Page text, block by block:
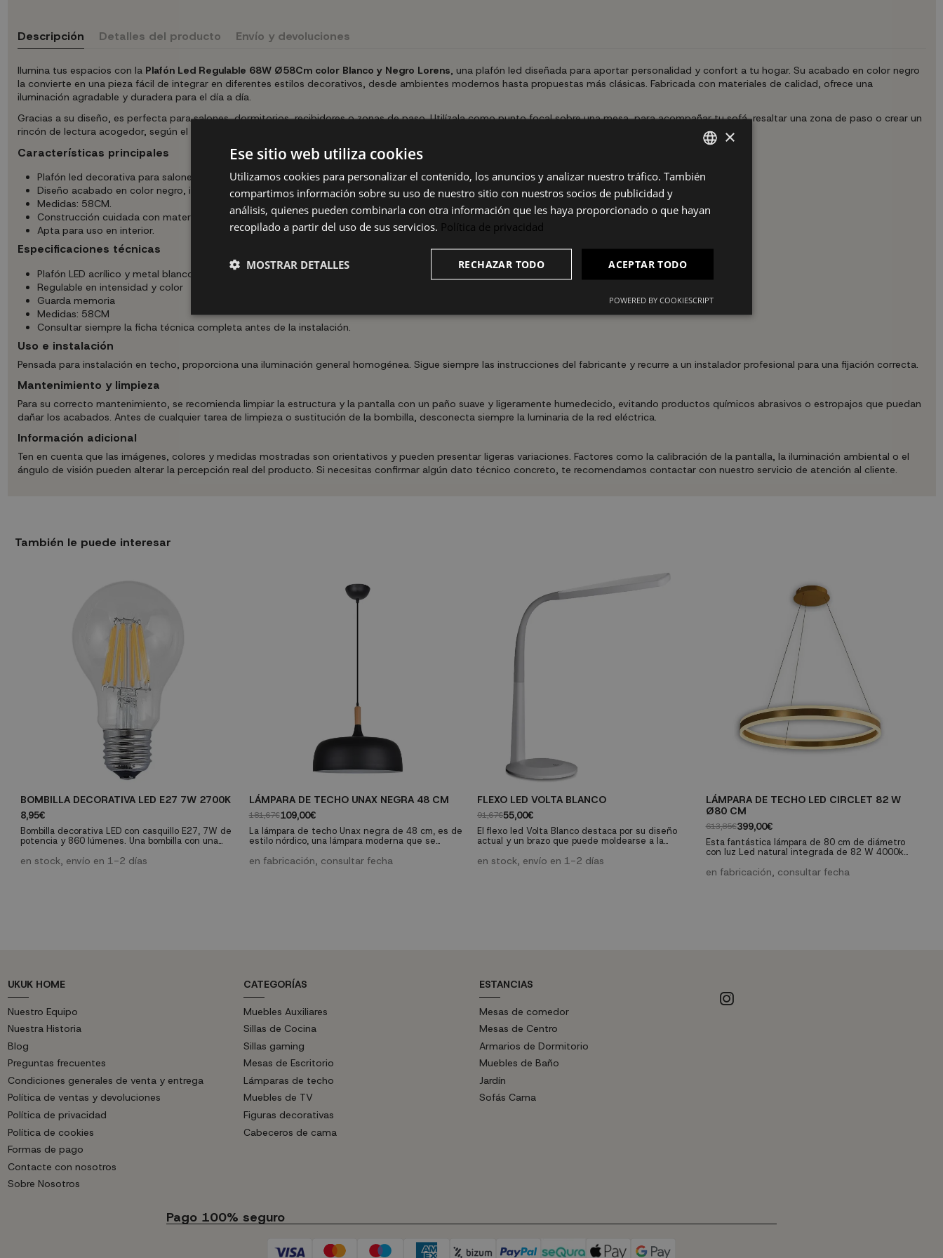
Descripción Detalles del producto Envío y devoluciones
Ilumina tus espacios con la Plafón Led Regulable 68W Ø58Cm color Blanco y Negro Lorens, una plafón led diseñada para aportar personalidad y confort a tu hogar. Su acabado en color negro
la convierte en una pieza fácil de integrar en diferentes estilos decorativos, desde ambientes modernos hasta propuestas más clásicas. Fabricada con materiales de calidad, ofrece una
iluminación agradable y duradera para el día a día.
Gracias a su diseño, es perfecta para salones, dormitorios, recibidores o zonas de paso. Utilízala como punto focal sobre una mesa, para acompañar tu sofá, resaltar una zona de paso o crear un
rincón de lectura acogedor, según el tipo de instalación y la estancia donde decidas colocarla.
Características principales
Plafón led decorativa para salones, dormitorios, recibidores o zonas de paso.
Diseño acabado en color negro, ideal para combinar con otros elementos de tu mobiliario.
Medidas: 58CM.
Construcción cuidada con materiales pensados para un uso cotidiano.
Apta para uso en interior.
Especificaciones técnicas
Plafón LED acrílico y metal blanco y negro
Regulable en intensidad y color
Guarda memoria
Medidas: 58CM
Consultar siempre la ficha técnica completa antes de la instalación.
Uso e instalación
Pensada para instalación en techo, proporciona una iluminación general homogénea. Sigue siempre las instrucciones del fabricante y recurre a un instalador profesional para una fijación correcta.
Mantenimiento y limpieza
Para su correcto mantenimiento, se recomienda limpiar la estructura y la pantalla con un paño suave y ligeramente humedecido, evitando productos químicos abrasivos o estropajos que puedan
dañar los acabados. Antes de cualquier tarea de limpieza o sustitución de la bombilla, desconecta siempre la luminaria de la red eléctrica.
Información adicional
Ten en cuenta que las imágenes, colores y medidas mostradas son orientativos y pueden presentar ligeras variaciones. Factores como la calibración de la pantalla, la iluminación ambiental o el
ángulo de visión pueden alterar la percepción real del producto. Si necesitas confirmar algún dato técnico concreto, te recomendamos contactar con nuestro servicio de atención al cliente.
También le puede interesar
BOMBILLA DECORATIVA LED E27 7W 2700K
8,95€
Bombilla decorativa LED con casquillo E27, 7W de
potencia y 860 lúmenes. Una bombilla con una
cálida de 2700K a tu hogar.
en stock, envío en 1-2 días
LÁMPARA DE TECHO UNAX NEGRA 48 CM
181,67€109,00€
La lámpara de techo Unax negra de 48 cm, es de
estilo nórdico, una lámpara moderna que se
líneas, características de dicho estilo.
en fabricación, consultar fecha
FLEXO LED VOLTA BLANCO
91,67€55,00€
El flexo led Volta Blanco destaca por su diseño
actual y un brazo que puede moldearse a la
con un acabado en color blanco. Funciona con led
en stock, envío en 1-2 días
LÁMPARA DE TECHO LED CIRCLET 82 W
Ø80 CM
613,85€399,00€
Esta fantástica lámpara de 80 cm de diámetro
con luz Led natural integrada de 82 W 4000k
aluminio acabado en dorado con difusor acrílico,
en fabricación, consultar fecha
UKUK HOME
Nuestro Equipo
Nuestra Historia
Blog
Preguntas frecuentes
Condiciones generales de venta y entrega
Política de ventas y devoluciones
Política de privacidad
Política de cookies
Formas de pago
Contacte con nosotros
Sobre Nosotros
CATEGORÍAS
Muebles Auxiliares
Sillas de Cocina
Sillas gaming
Mesas de Escritorio
Lámparas de techo
Muebles de TV
Figuras decorativas
Cabeceros de cama
ESTANCIAS
Mesas de comedor
Mesas de Centro
Armarios de Dormitorio
Muebles de Baño
Jardín
Sofás Cama
Pago 100% seguro
SPANISH
×
Ese sitio web utiliza cookies
Utilizamos cookies para personalizar el contenido, los anuncios y analizar nuestro tráfico. También
compartimos información sobre su uso de nuestro sitio con nuestros socios de publicidad y
análisis, quienes pueden combinarla con otra información que les haya proporcionado o que hayan
recopilado a partir del uso de sus servicios. Política de privacidad
ACEPTAR TODO
RECHAZAR TODO
MOSTRAR DETALLES
POWERED BY COOKIESCRIPT